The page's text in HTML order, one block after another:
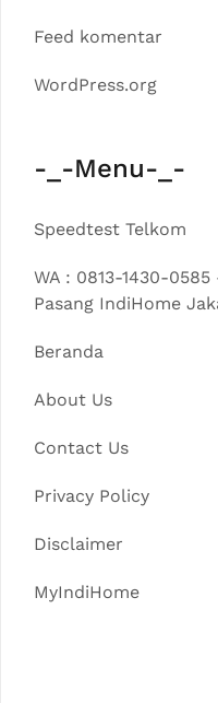
Feed komentar
WordPress.org
-_-Menu-_-
Speedtest Telkom
WA : 0813-1430-
Pasang IndiHome
Beranda
About Us
Contact Us
Privacy Policy
Disclaimer
MyIndiHome